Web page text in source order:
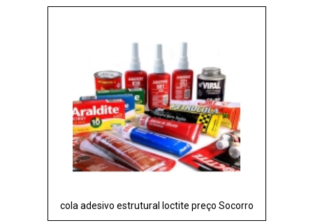
cola adesivo estrutural loctite preço Socorro